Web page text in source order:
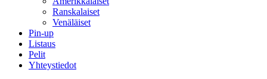
Ranskalaiset
Venäläiset
Pin-up
Listaus
Pelit
Yhteystiedot